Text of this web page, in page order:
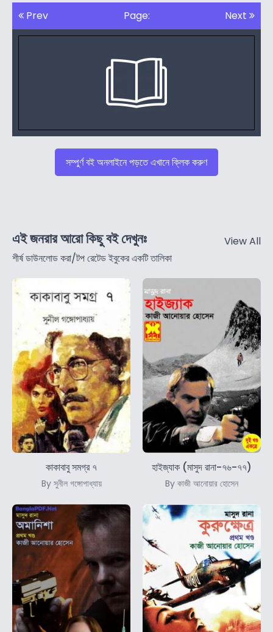
Prev Page: Next
সম্পুর্ণ বই অনলাইনে পড়তে এখানে ক্লিক করুণ
এই জনরার আরো কিছু বই দেখুনঃ
শীর্ষ ডাউনলোড করা/টপ রেটেড ইবুকের একটি তালিকা
View All
কাকাবাবু সমগ্র ৭
By সুনীল গঙ্গোপাধ্যায়
হাইজ্যাক (মাসুদ রানা-৭৬-৭৭)
By কাজী আনোয়ার হোসেন